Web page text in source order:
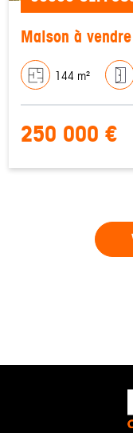
Maison à
144 m²
250 000 €